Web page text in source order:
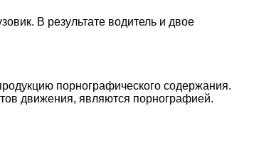
В результате водитель и двое
порнографического содержания.
движения, являются порнографией.